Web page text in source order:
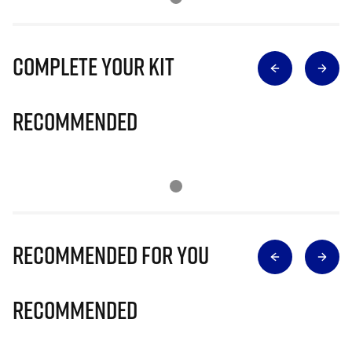
Complete Your Kit
Recommended
Recommended for you
Recommended